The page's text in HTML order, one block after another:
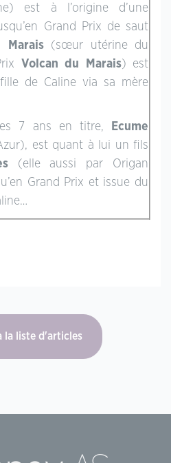
est à l’origine d’une
Grand Prix de saut
Marais(sœur utérine du
Volcan du Marais) est
de Caline via sa mère
7 ans en titre,
Ecume
est quant à lui un fils
(elle aussi par Origan
Grand Prix et issue du
la liste d'articles